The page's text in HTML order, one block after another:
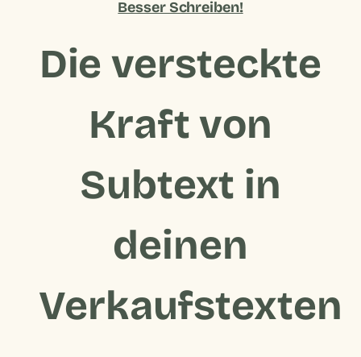
Besser Schreiben!
Die versteckte
Kraft von
Subtext in
deinen
Verkaufstexten